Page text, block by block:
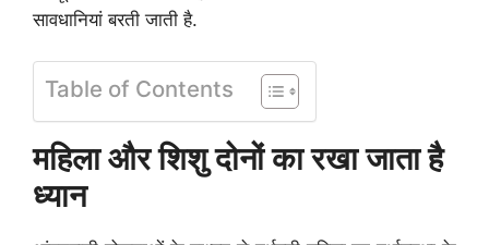
सावधानियां बरती जाती है.
Table of Contents
महिला और शिशु दोनों का रखा जाता है
ध्यान